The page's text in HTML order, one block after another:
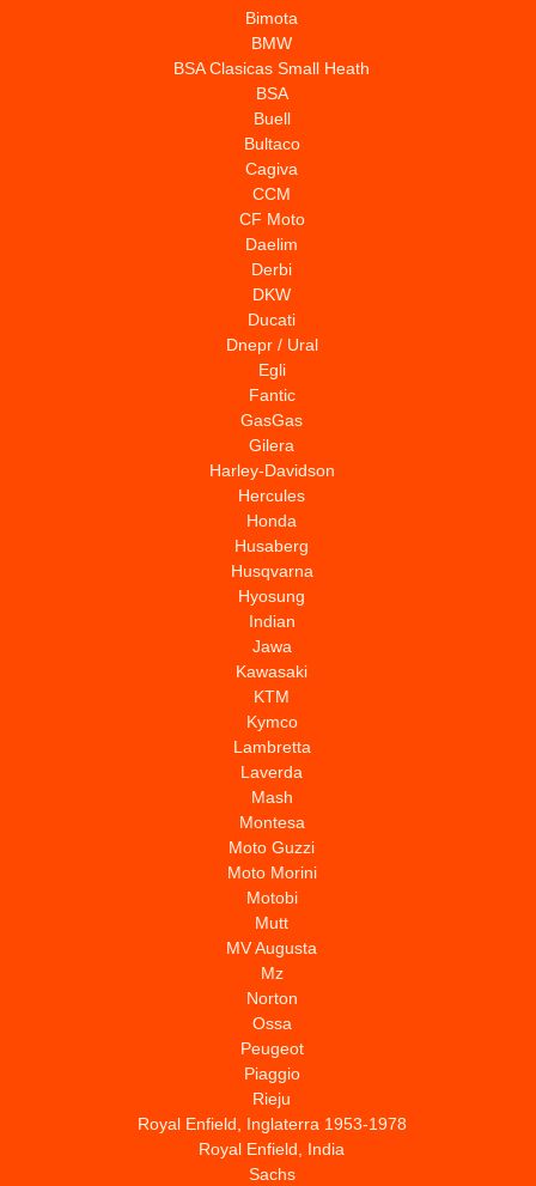
Bimota
BMW
BSA Clasicas Small Heath
BSA
Buell
Bultaco
Cagiva
CCM
CF Moto
Daelim
Derbi
DKW
Ducati
Dnepr / Ural
Egli
Fantic
GasGas
Gilera
Harley-Davidson
Hercules
Honda
Husaberg
Husqvarna
Hyosung
Indian
Jawa
Kawasaki
KTM
Kymco
Lambretta
Laverda
Mash
Montesa
Moto Guzzi
Moto Morini
Motobi
Mutt
MV Augusta
Mz
Norton
Ossa
Peugeot
Piaggio
Rieju
Royal Enfield, Inglaterra 1953-1978
Royal Enfield, India
Sachs